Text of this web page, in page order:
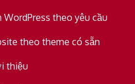
theo yêu cầu
theo theme có sẵn
thiệu